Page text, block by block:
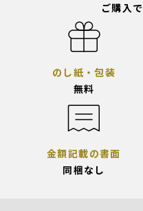
ご購入で
のし紙・包装
無料
金額記載の書面
同梱なし